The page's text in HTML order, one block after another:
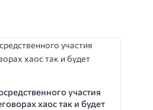
участия
хаос так и будет